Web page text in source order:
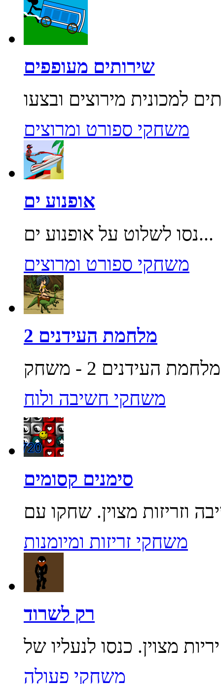
שירותים מעופפים
משחקי ספורט ומרוצים
אופנוע ים
נסו לשלוט על אופנוע ים...
משחקי ספורט ומרוצים
מלחמת העידנים 2
משחקי חשיבה ולוח
סימנים קסומים
משחקי זריזות ומיומנות
רק לשרוד
משחקי פעולה